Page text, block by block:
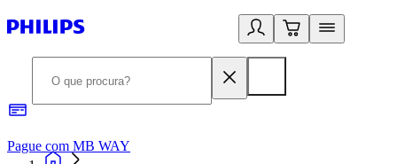
Pague com MB WAY